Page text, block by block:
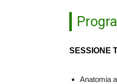
SESSIONE
Anatomia